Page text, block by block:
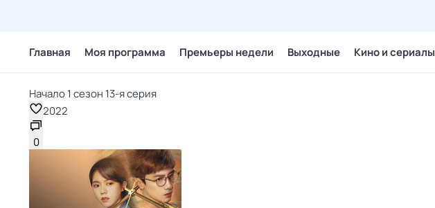
Главная Моя программа Премьеры недели Выходные Кино и сериалы
Начало 1 сезон 13-я серия
2022
0